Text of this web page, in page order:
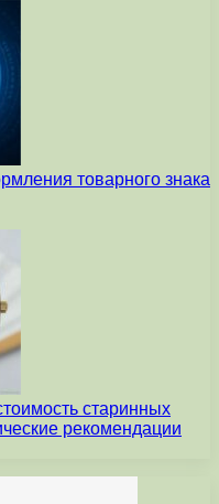
товарного знака
старинных
рекомендации